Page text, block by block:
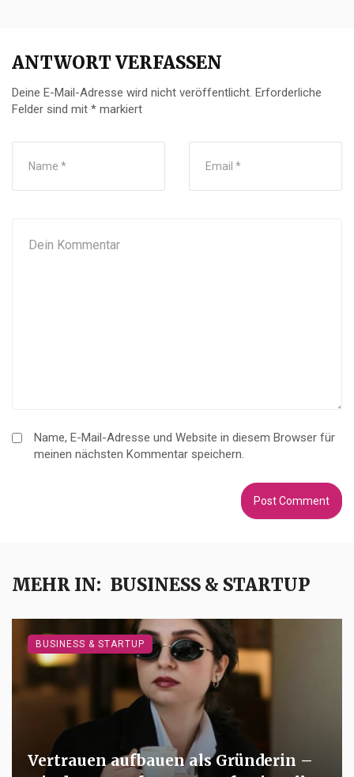
ANTWORT VERFASSEN
Deine E-Mail-Adresse wird nicht veröffentlicht. Erforderliche
Felder sind mit * markiert
Name, E-Mail-Adresse und Website in diesem Browser für
meinen nächsten Kommentar speichern.
MEHR IN: BUSINESS & STARTUP
Vertrauen aufbauen als Gründerin –
BUSINESS & STARTUP